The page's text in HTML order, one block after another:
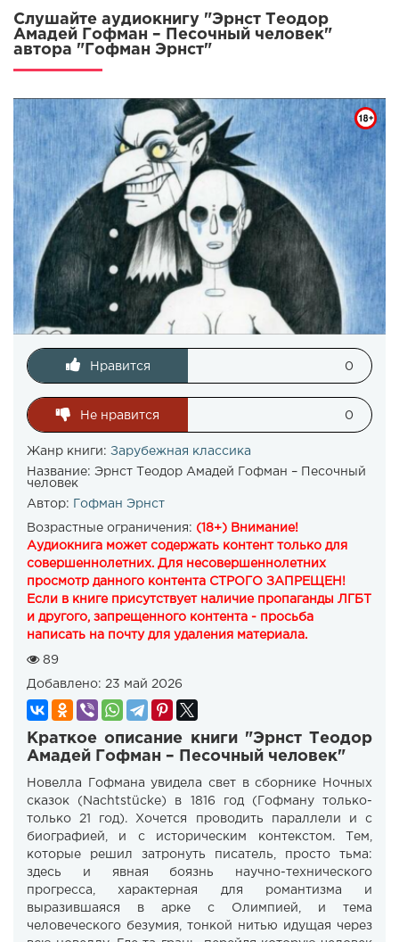
Слушайте аудиокнигу "Эрнст Теодор
Амадей Гофман – Песочный человек"
автора "Гофман Эрнст"
Нравится 0
Не нравится 0
Жанр книги: Зарубежная классика
Название: Эрнст Теодор Амадей Гофман – Песочный
человек
Автор:
Гофман Эрнст
Возрастные ограничения: (18+) Внимание!
Аудиокнига может содержать контент только для
совершеннолетних. Для несовершеннолетних
просмотр данного контента СТРОГО ЗАПРЕЩЕН!
Если в книге присутствует наличие пропаганды ЛГБТ
и другого, запрещенного контента - просьба
написать на почту для удаления материала.
89
Добавлено: 23 май 2026
Краткое описание книги "Эрнст Теодор
Амадей Гофман – Песочный человек"
Новелла Гофмана увидела свет в сборнике Ночных
сказок (Nachtstücke) в 1816 год (Гофману только-
только 21 год). Хочется проводить параллели и с
биографией, и с историческим контекстом. Тем,
которые решил затронуть писатель, просто тьма:
здесь и явная боязнь научно-технического
прогресса, характерная для романтизма и
выразившаяся в арке с Олимпией, и тема
человеческого безумия, тонкой нитью идущая через